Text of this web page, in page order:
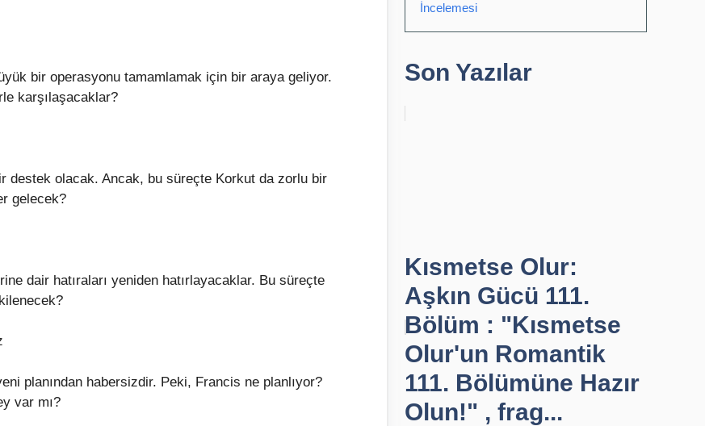
bir operasyonu tamamlamak için bir araya geliyor.
karşılaşacaklar?
destek olacak. Ancak, bu süreçte Korkut da zorlu bir
gelecek?
dair hatıraları yeniden hatırlayacaklar. Bu süreçte
planından habersizdir. Peki, Francis ne planlıyor?
var mı?
İncelemesi
Son Yazılar
Kısmetse Olur:
Aşkın Gücü 111.
Bölüm : "Kısmetse
Olur'un Romantik
111. Bölümüne Hazır
Olun!" , frag...